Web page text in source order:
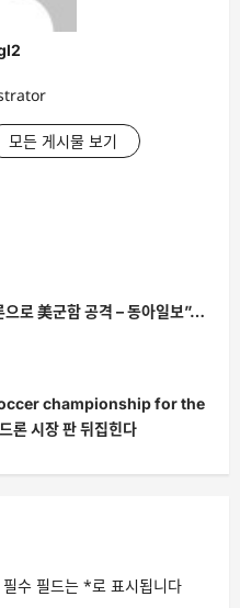
모든 게시물 보기
로 美군함 공격 – 동아일보”…
championship for the
시장 판 뒤집힌다
필수 필드는 *로 표시됩니다